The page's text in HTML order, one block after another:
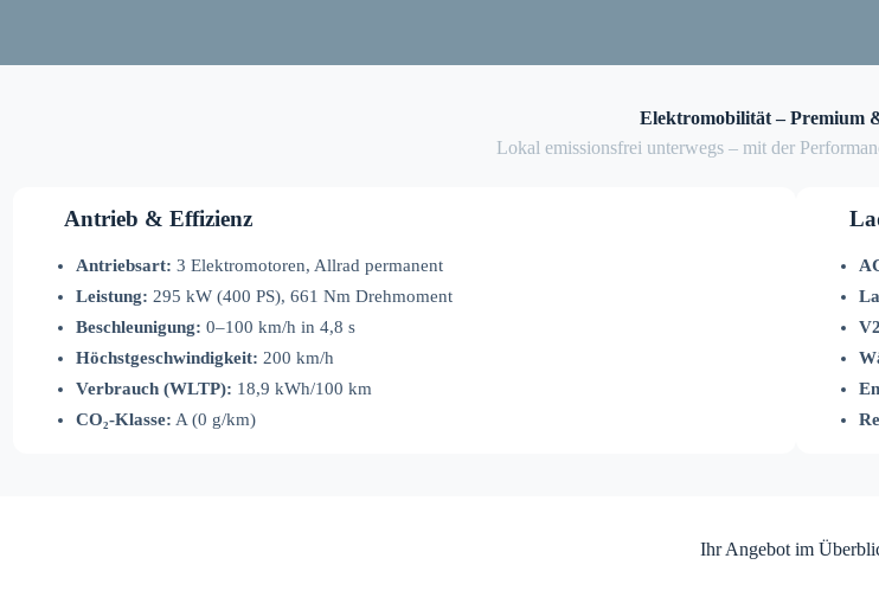
Elektromobilität – Premium
Lokal emissionsfrei unterwegs – mit der
Antrieb & Effizienz
Antriebsart: 3 Elektromotoren, Allrad permanent
Leistung: 295 kW (400 PS), 661 Nm Drehmoment
Beschleunigung: 0–100 km/h in 4,8 s
Höchstgeschwindigkeit: 200 km/h
Verbrauch (WLTP): 18,9 kWh/100 km
CO₂-Klasse: A (0 g/km)
Ihr Angebot im